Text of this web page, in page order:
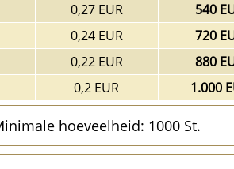
0,27 EUR
540
0,24 EUR
720
0,22 EUR
880
0,2 EUR 1.000
hoeveelheid: 1000 St.